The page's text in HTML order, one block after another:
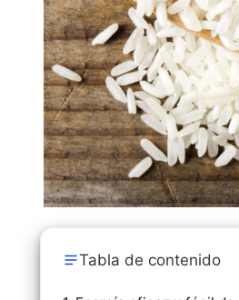
Tabla de contenido